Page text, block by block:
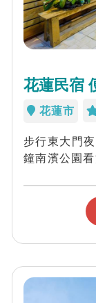
花蓮民宿
花蓮市
步行東大門
鐘南濱公園